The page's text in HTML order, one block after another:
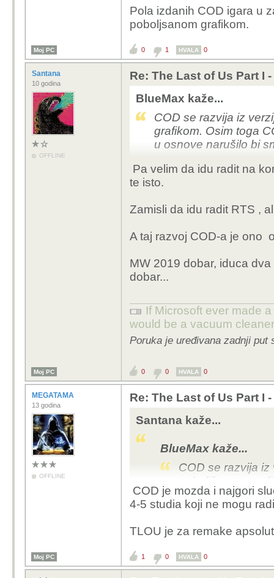
Pola izdanih COD igara u
poboljsanom grafikom.
Moj PC 0 1 HVALA 0
Santana
10 godina
OFFLINE
Re: The Last of Us Part I
BlueMax kaže...
COD se razvija iz
grafikom. Osim toga
u osnove narušilo bi
Pa velim da idu radit na
te isto.
Zamisli da idu radit RTS ,
A taj razvoj COD-a je ono
MW 2019 dobar, iduca
dobar...
If Microsoft ever made
would be a vacuum
Poruka je uređivana zadnji put
Moj PC 0 0 HVALA 0
MEGATAMA
13 godina
OFFLINE
Re: The Last of Us Part I
Santana kaže...
BlueMax kaže...
COD se razvija
poboljšanom
i bilo kakvo
jedno te isto.
Zamisli da idu radit
COD je mozda i najgori
4-5 studia koji ne mogu
TLOU je za remake
Moj PC 1 0 HVALA 0